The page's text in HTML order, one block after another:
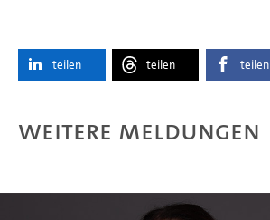
teilen teilen teilen
Weitere Meldungen